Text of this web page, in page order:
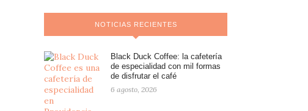
NOTICIAS RECIENTES
Black Duck Coffee: la cafetería
de especialidad con mil formas
de disfrutar el café
6 agosto, 2026